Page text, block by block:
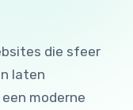
die sfeer
laten
moderne